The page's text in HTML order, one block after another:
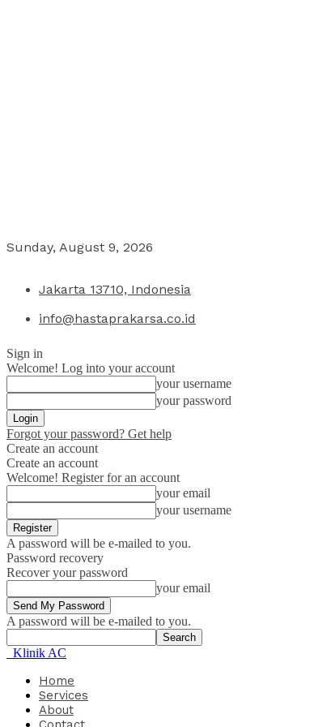
Sunday, August 9, 2026
Jakarta 13710, Indonesia
info@hastaprakarsa.co.id
Sign in
Welcome! Log into your account
your username
your password
Forgot your password? Get help
Create an account
Create an account
Welcome! Register for an account
your email
your username
A password will be e-mailed to you.
Password recovery
Recover your password
your email
A password will be e-mailed to you.
Klinik AC
Home
Services
About